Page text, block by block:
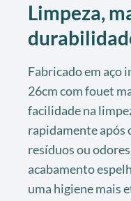
Limpeza,
Fabricado em aço
26cm com fouet
facilidade na
rapidamente após
resíduos ou
acabamento
uma higiene mais